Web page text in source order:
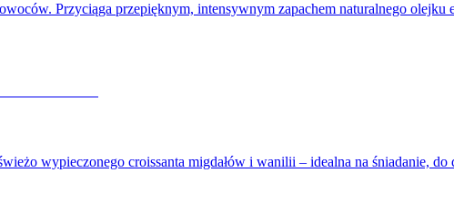
Przyciąga przepięknym, intensywnym zapachem naturalnego
wypieczonego croissanta migdałów i wanilii – idealna na śniadanie,